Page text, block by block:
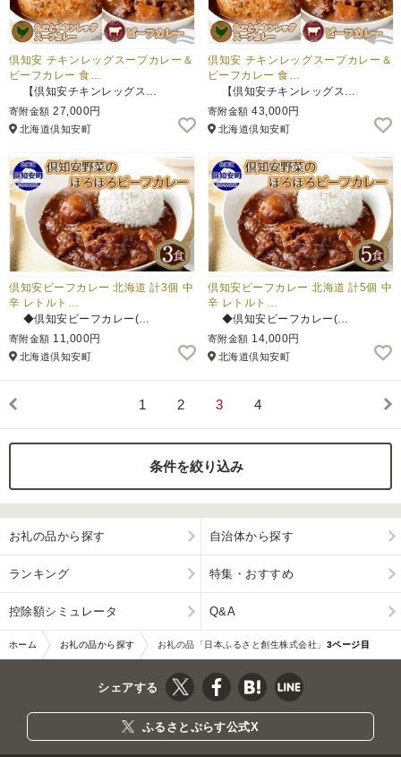
倶知安 チキンレッグスープカレー＆
ビーフカレー 食…
【倶知安チキンレッグス…
寄附金額 27,000円
北海道倶知安町
倶知安 チキンレッグスープカレー＆
ビーフカレー 食…
【倶知安チキンレッグス…
寄附金額 43,000円
北海道倶知安町
倶知安ビーフカレー 北海道 計3個 中
辛 レトルト…
◆倶知安ビーフカレー(…
寄附金額 11,000円
北海道倶知安町
倶知安ビーフカレー 北海道 計5個 中
辛 レトルト…
◆倶知安ビーフカレー(…
寄附金額 14,000円
北海道倶知安町
1 2 3 4
条件を絞り込み
お礼の品から探す 自治体から探す
ランキング 特集・おすすめ
控除額シミュレータ Q&A
ホーム お礼の品から探す お礼の品「日本ふるさと創生株式会社」 3ページ目
シェアする
ふるさとぷらす公式X